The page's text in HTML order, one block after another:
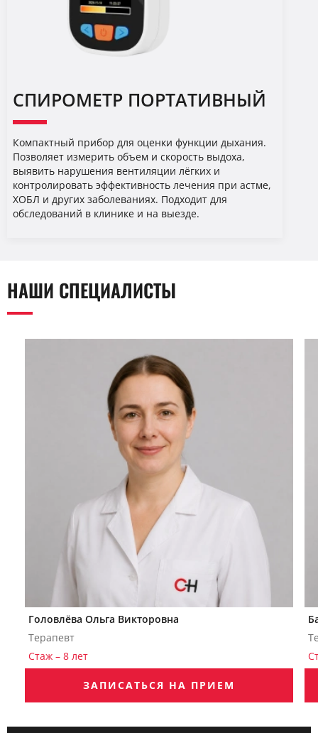
СПИРОМЕТР ПОРТАТИВНЫЙ
Компактный прибор для оценки функции дыхания.
Позволяет измерить объем и скорость выдоха,
выявить нарушения вентиляции лёгких и
контролировать эффективность лечения при астме,
ХОБЛ и других заболеваниях. Подходит для
обследований в клинике и на выезде.
НАШИ СПЕЦИАЛИСТЫ
Головлёва Ольга Викторовна
Терапевт
Стаж – 8 лет
ЗАПИСАТЬСЯ НА ПРИЕМ